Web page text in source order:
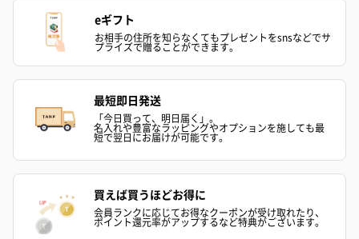
eギフト
お相手の住所を知らなくてもプレゼントをsnsなどでサ
プライズで贈ることができます。
最短即日発送
「今日買って、明日届く」。
名入れや豊富なラッピングやオプションを施しても最
短で翌日にお届けが可能です。
買えば買うほどお得に
会員ランクに応じてお得なクーポンが受け取れたり、
ポイント還元率がアップするなど特典がございます。